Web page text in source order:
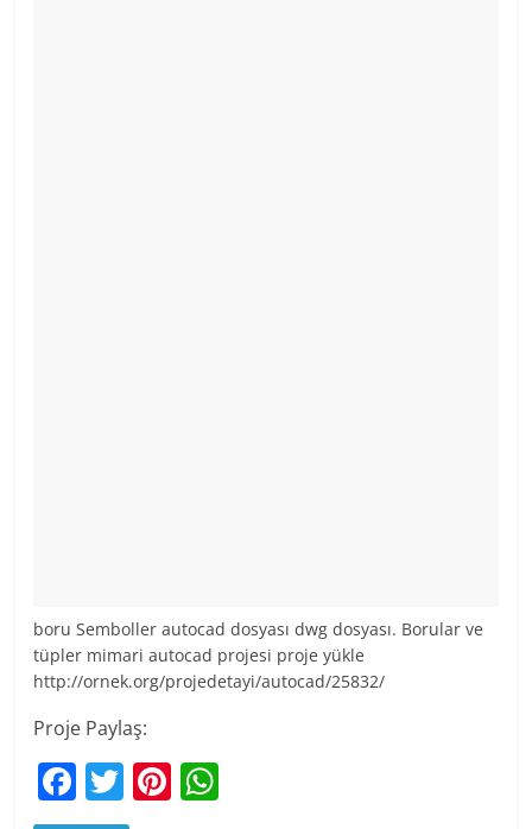
boru Semboller autocad dosyası dwg dosyası. Borular ve
tüpler mimari autocad projesi proje yükle
http://ornek.org/projedetayi/autocad/25832/
Proje Paylaş:
F T Pi